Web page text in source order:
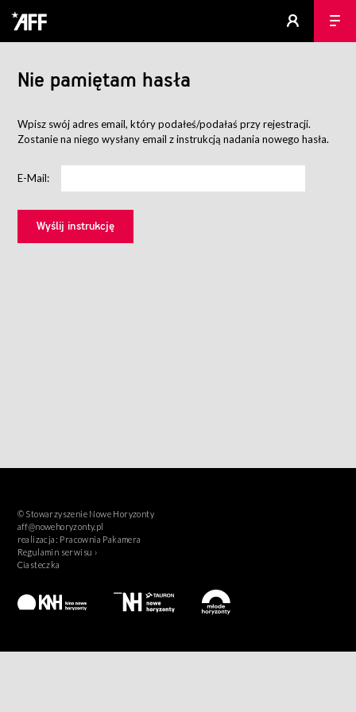
Nie pamiętam hasła
Wpisz swój adres email, który podałeś/podałaś przy rejestracji.
Zostanie na niego wysłany email z instrukcją nadania nowego hasła.
E-Mail:
© Stowarzyszenie Nowe Horyzonty
aff@nowehoryzonty.pl
realizacja: Pracownia Pakamera
Regulamin serwisu ›
Ciasteczka